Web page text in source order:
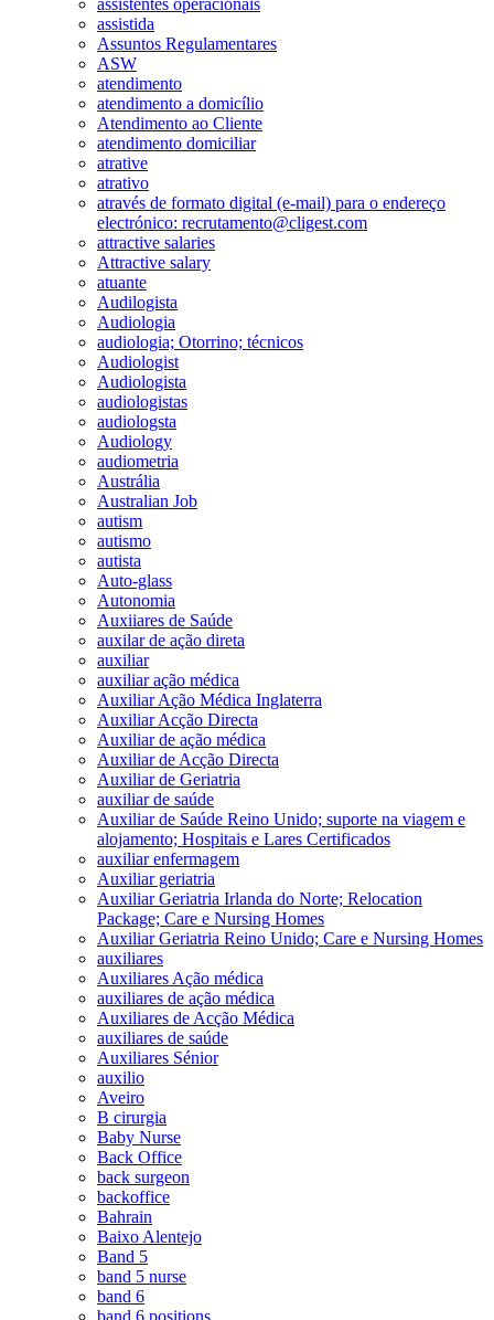
assistida
Assuntos Regulamentares
ASW
atendimento
atendimento a domicílio
Atendimento ao Cliente
atendimento domiciliar
atrative
atrativo
através de formato digital (e-mail) para o endereço
electrónico: recrutamento@cligest.com
attractive salaries
Attractive salary
atuante
Audilogista
Audiologia
audiologia; Otorrino; técnicos
Audiologist
Audiologista
audiologistas
audiologsta
Audiology
audiometria
Austrália
Australian Job
autism
autismo
autista
Auto-glass
Autonomia
Auxiiares de Saúde
auxilar de ação direta
auxiliar
auxiliar ação médica
Auxiliar Ação Médica Inglaterra
Auxiliar Acção Directa
Auxiliar de ação médica
Auxiliar de Acção Directa
Auxiliar de Geriatria
auxiliar de saúde
Auxiliar de Saúde Reino Unido; suporte na viagem e
alojamento; Hospitais e Lares Certificados
auxiliar enfermagem
Auxiliar geriatria
Auxiliar Geriatria Irlanda do Norte; Relocation
Package; Care e Nursing Homes
Auxiliar Geriatria Reino Unido; Care e Nursing Homes
auxiliares
Auxiliares Ação médica
auxiliares de ação médica
Auxiliares de Acção Médica
auxiliares de saúde
Auxiliares Sénior
auxilio
Aveiro
B cirurgia
Baby Nurse
Back Office
back surgeon
backoffice
Bahrain
Baixo Alentejo
Band 5
band 5 nurse
band 6
band 6 positions